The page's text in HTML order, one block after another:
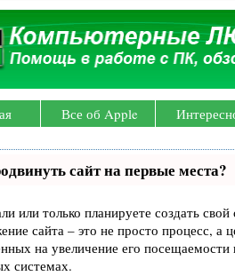
Все об Apple
сайт на первые места?
или только планируете создать
сайта – это не просто процесс, а
на увеличение его
системах.